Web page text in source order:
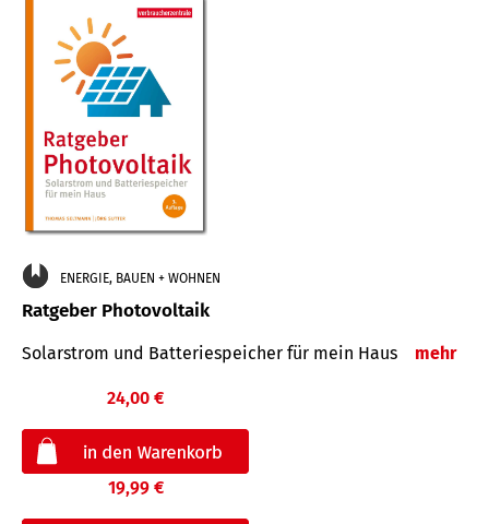
ENERGIE, BAUEN + WOHNEN
Ratgeber Photovoltaik
Solarstrom und Batteriespeicher für mein Haus mehr
24,00 €
19,99 €